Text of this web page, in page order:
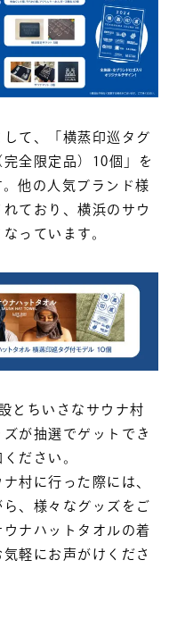
て、「横蒸印巡タグ
全限定品）10個」を
他の人気ブランド様
ており、横浜のサウ
っています。
とちいさなサウナ村
が抽選でゲットでき
ださい。
村に行った際には、
、様々なグッズをご
ナハットタオルの着
軽にお声がけくださ